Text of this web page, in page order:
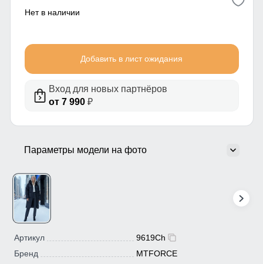
Нет в наличии
Добавить в лист ожидания
Вход для новых партнёров
от 7 990₽
Параметры модели на фото
Артикул
9619Ch
Бренд
MTFORCE